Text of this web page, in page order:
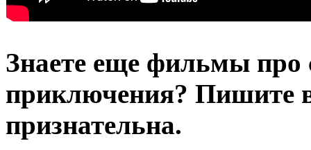
Знаете еще фильмы
приключения? Пишите
признательна.